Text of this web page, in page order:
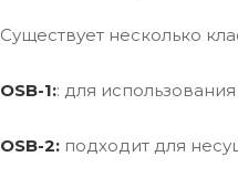
Существует несколько
OSB-1:: для
OSB-2: подходит для